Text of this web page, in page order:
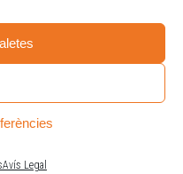
Avís Legal
de Catalunya